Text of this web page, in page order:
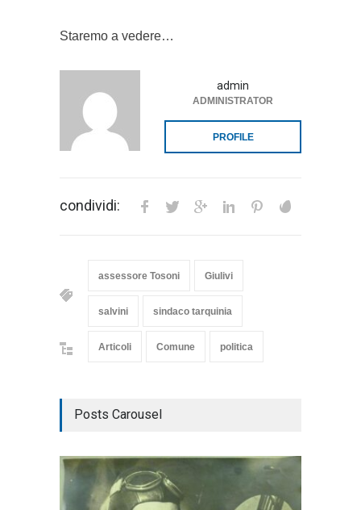
Staremo a vedere…
admin
ADMINISTRATOR
PROFILE
condividi:
assessore Tosoni Giulivi
salvini sindaco tarquinia
Articoli Comune politica
Posts Carousel